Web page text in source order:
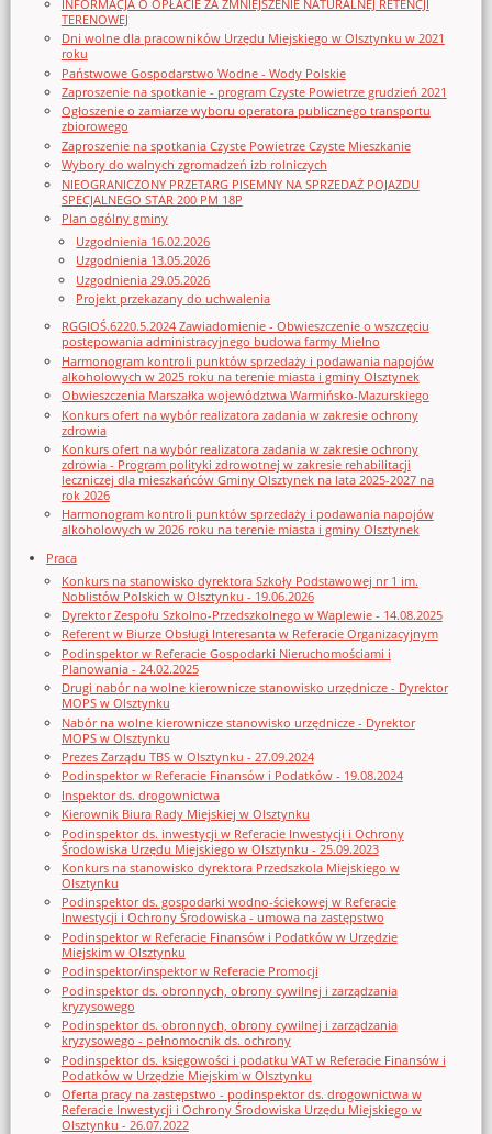
INFORMACJA O OPŁACIE ZA ZMNIEJSZENIE NATURALNEJ RETENCJI
TERENOWEJ
Dni wolne dla pracowników Urzędu Miejskiego w Olsztynku w 2021
roku
Państwowe Gospodarstwo Wodne - Wody Polskie
Zaproszenie na spotkanie - program Czyste Powietrze grudzień 2021
Ogłoszenie o zamiarze wyboru operatora publicznego transportu
zbiorowego
Zaproszenie na spotkania Czyste Powietrze Czyste Mieszkanie
Wybory do walnych zgromadzeń izb rolniczych
NIEOGRANICZONY PRZETARG PISEMNY NA SPRZEDAŻ POJAZDU
SPECJALNEGO STAR 200 PM 18P
Plan ogólny gminy
Uzgodnienia 16.02.2026
Uzgodnienia 13.05.2026
Uzgodnienia 29.05.2026
Projekt przekazany do uchwalenia
RGGIOŚ.6220.5.2024 Zawiadomienie - Obwieszczenie o wszczęciu
postępowania administracyjnego budowa farmy Mielno
Harmonogram kontroli punktów sprzedaży i podawania napojów
alkoholowych w 2025 roku na terenie miasta i gminy Olsztynek
Obwieszczenia Marszałka województwa Warmińsko-Mazurskiego
Konkurs ofert na wybór realizatora zadania w zakresie ochrony
zdrowia
Konkurs ofert na wybór realizatora zadania w zakresie ochrony
zdrowia - Program polityki zdrowotnej w zakresie rehabilitacji
leczniczej dla mieszkańców Gminy Olsztynek na lata 2025-2027 na
rok 2026
Harmonogram kontroli punktów sprzedaży i podawania napojów
alkoholowych w 2026 roku na terenie miasta i gminy Olsztynek
Praca
Konkurs na stanowisko dyrektora Szkoły Podstawowej nr 1 im.
Noblistów Polskich w Olsztynku - 19.06.2026
Dyrektor Zespołu Szkolno-Przedszkolnego w Waplewie - 14.08.2025
Referent w Biurze Obsługi Interesanta w Referacie Organizacyjnym
Podinspektor w Referacie Gospodarki Nieruchomościami i
Planowania - 24.02.2025
Drugi nabór na wolne kierownicze stanowisko urzędnicze - Dyrektor
MOPS w Olsztynku
Nabór na wolne kierownicze stanowisko urzędnicze - Dyrektor
MOPS w Olsztynku
Prezes Zarządu TBS w Olsztynku - 27.09.2024
Podinspektor w Referacie Finansów i Podatków - 19.08.2024
Inspektor ds. drogownictwa
Kierownik Biura Rady Miejskiej w Olsztynku
Podinspektor ds. inwestycji w Referacie Inwestycji i Ochrony
Środowiska Urzędu Miejskiego w Olsztynku - 25.09.2023
Konkurs na stanowisko dyrektora Przedszkola Miejskiego w
Olsztynku
Podinspektor ds. gospodarki wodno-ściekowej w Referacie
Inwestycji i Ochrony Środowiska - umowa na zastępstwo
Podinspektor w Referacie Finansów i Podatków w Urzędzie
Miejskim w Olsztynku
Podinspektor/inspektor w Referacie Promocji
Podinspektor ds. obronnych, obrony cywilnej i zarządzania
kryzysowego
Podinspektor ds. obronnych, obrony cywilnej i zarządzania
kryzysowego - pełnomocnik ds. ochrony
Podinspektor ds. księgowości i podatku VAT w Referacie Finansów i
Podatków w Urzędzie Miejskim w Olsztynku
Oferta pracy na zastępstwo - podinspektor ds. drogownictwa w
Referacie Inwestycji i Ochrony Środowiska Urzędu Miejskiego w
Olsztynku - 26.07.2022